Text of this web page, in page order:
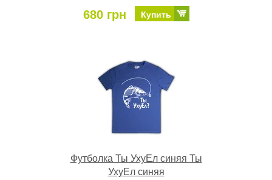
680 грн Купить
Футболка Ты УхуЕл синяя Ты
УхуЕл синяя